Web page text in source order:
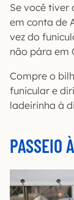
Se você tiver
em conta de
vez do
não pára em
Compre o
funicular e
ladeirinha à
PASSEIO